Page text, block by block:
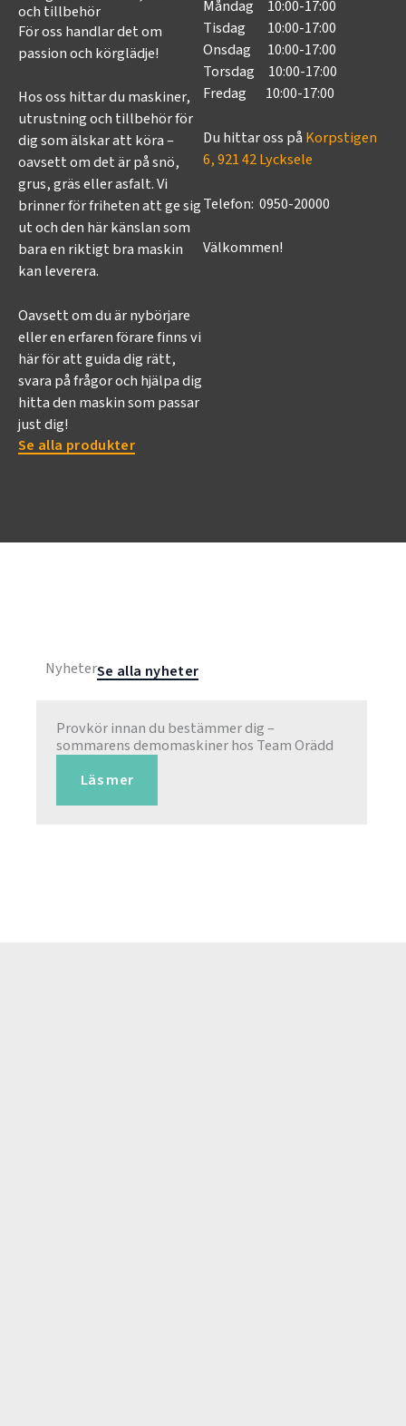
och tillbehör
För oss handlar det om
passion och körglädje!
Hos oss hittar du maskiner,
utrustning och tillbehör för
dig som älskar att köra –
oavsett om det är på snö,
grus, gräs eller asfalt. Vi
brinner för friheten att ge sig
ut och den här känslan som
bara en riktigt bra maskin
kan leverera.
Oavsett om du är nybörjare
eller en erfaren förare finns vi
här för att guida dig rätt,
svara på frågor och hjälpa dig
hitta den maskin som passar
just dig!
Se alla produkter
Måndag 10:00-17:00
Tisdag 10:00-17:00
Onsdag 10:00-17:00
Torsdag 10:00-17:00
Fredag 10:00-17:00
Du hittar oss på Korpstigen
6, 921 42 Lycksele
Telefon: 0950-20000
Välkommen!
NyheterSe alla nyheter
Provkör innan du bestämmer dig –
sommarens demomaskiner hos Team Orädd
Läs mer